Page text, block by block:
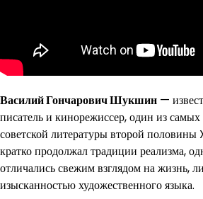
Василий Гончарович Шукшин —
писатель и кинорежиссер, один из самых
советской литературы второй
кратко продолжал традиции реализма,
отличались свежим взглядом на жизнь,
изысканностью художественного языка.